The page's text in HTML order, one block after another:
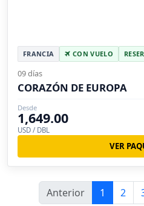
FRANCIA CON VUELO
09 días
CORAZÓN DE EUROPA
Desde
1,649.00
USD / DBL
VER
Anterior 1 2